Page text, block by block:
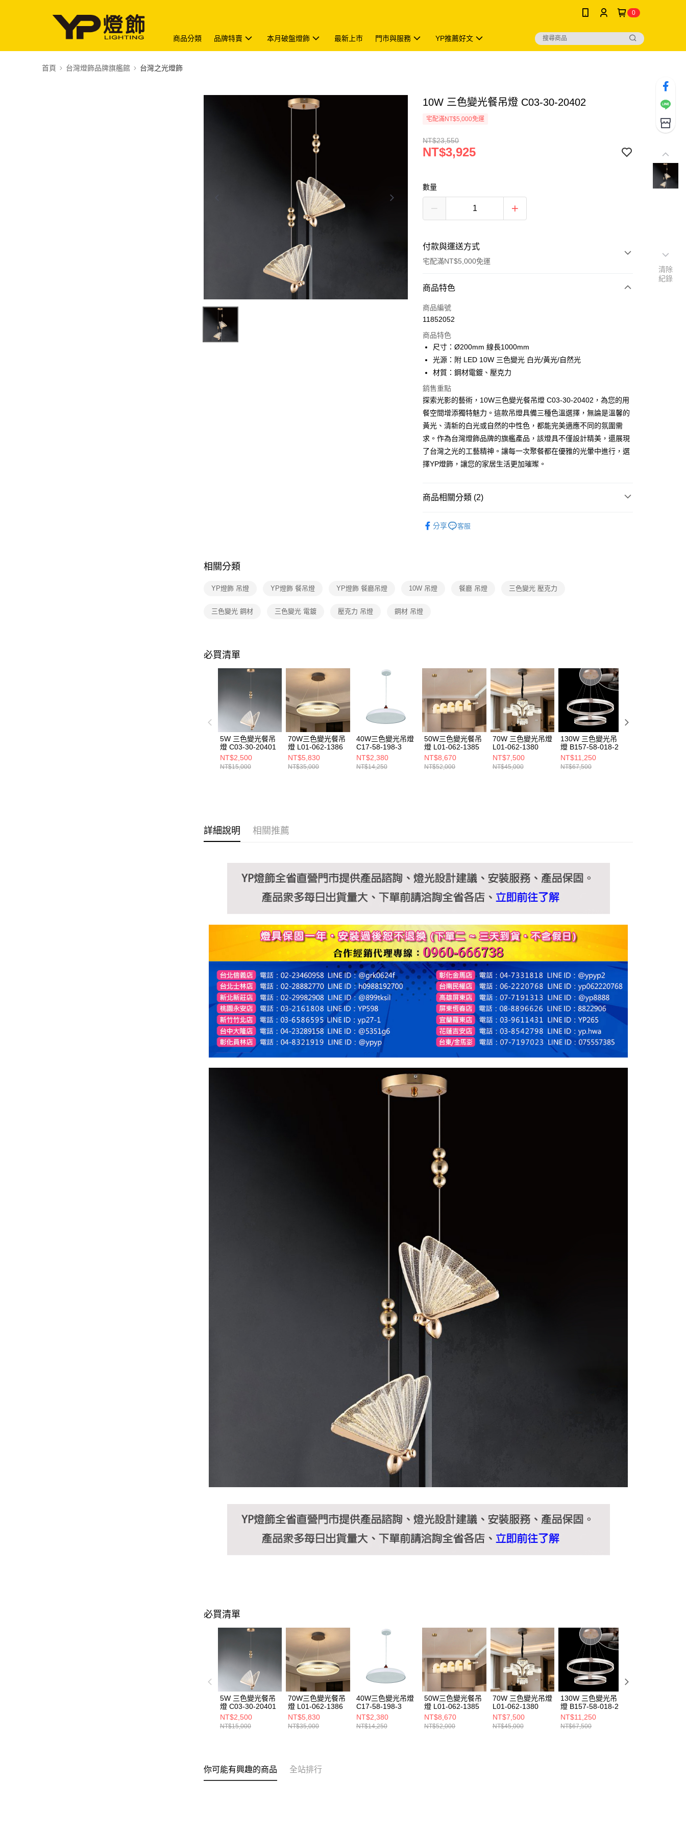
0
商品分類 品牌特賣 本月破盤燈飾 最新上市 門市與服務 YP推薦好文
首頁 台灣燈飾品牌旗艦館 台灣之光燈飾
10W 三色變光餐吊燈 C03-30-20402
宅配滿NT$5,000免運
NT$23,550
NT$3,925
數量
付款與運送方式
宅配滿NT$5,000免運
付款方式
信用卡一次付款
Apple Pay
街口支付
Google Pay
AFTEE先享後付
相關說明
【關於「AFTEE先享後付」】
AFTEE先享後付是「在收到商品之後才付款」的支付方式。 讓您購物簡單
２．便利：只要手機號碼，簡訊認證，即可結帳。
【「AFTEE先享後付」結帳流程】
絡購買商品的店家。未經商家同意取消之訂單仍視為有效，需透過AFTEE
求債權轉讓予恩沛科技股份有限公司。
２．關於個人資料處理事宜，請瀏覽以下網址：
https://aftee.tw/terms/#terms3
３．未成年的使用者請事先徵得法定代理人或監護人之同意方可使用
「AFTEE先享後付」，若未經同意申辦者引起之損失，本公司不負相關責
４．使用「AFTEE先享後付」時，將依據個別帳號之用戶狀況，依本公司
即時審查核予不同之上限額度；若仍有額度不足之情形，本公司將視審查
結果請求用戶進行身份認證。
５．嚴禁一人註冊多個帳號或使用他人資訊註冊。若發現惡意使用之情
形，恩沛科技股份有限公司將有權停止該用戶之使用額度並採取法律行
ATM付款
運送方式
新竹貨運宅配
商品特色
商品編號
11852052
商品特色
尺寸：Ø200mm 線長1000mm
光源：附 LED 10W 三色變光 白光/黃光/自然光
材質：鋼材電鍍、壓克力
銷售重點
探索光影的藝術，10W三色變光餐吊燈 C03-30-20402，為您的用
餐空間增添獨特魅力。這款吊燈具備三種色溫選擇，無論是溫馨的
黃光、清新的白光或自然的中性色，都能完美適應不同的氛圍需
求。作為台灣燈飾品牌的旗艦產品，該燈具不僅設計精美，還展現
了台灣之光的工藝精神。讓每一次聚餐都在優雅的光暈中進行，選
擇YP燈飾，讓您的家居生活更加璀璨。
商品相關分類 (2)
分享 客服
相關分類
YP燈飾 吊燈 YP燈飾 餐吊燈 YP燈飾 餐廳吊燈 10W 吊燈 餐廳 吊燈 三色變光 壓克力
三色變光 鋼材 三色變光 電鍍 壓克力 吊燈 鋼材 吊燈
必買清單
5W 三色變光餐吊
燈 C03-30-20401
NT$2,500
NT$15,000
70W三色變光餐吊
燈 L01-062-1386
NT$5,830
NT$35,000
40W三色變光吊燈
C17-58-198-3
NT$2,380
NT$14,250
50W三色變光餐吊
燈 L01-062-1385
NT$8,670
NT$52,000
70W 三色變光吊燈
L01-062-1380
NT$7,500
NT$45,000
130W 三色變光吊
燈 B157-58-018-2
NT$11,250
NT$67,500
詳細說明 相關推薦
必買清單
5W 三色變光餐吊
燈 C03-30-20401
NT$2,500
NT$15,000
70W三色變光餐吊
燈 L01-062-1386
NT$5,830
NT$35,000
40W三色變光吊燈
C17-58-198-3
NT$2,380
NT$14,250
50W三色變光餐吊
燈 L01-062-1385
NT$8,670
NT$52,000
70W 三色變光吊燈
L01-062-1380
NT$7,500
NT$45,000
130W 三色變光吊
燈 B157-58-018-2
NT$11,250
NT$67,500
你可能有興趣的商品 全站排行
清除
紀錄